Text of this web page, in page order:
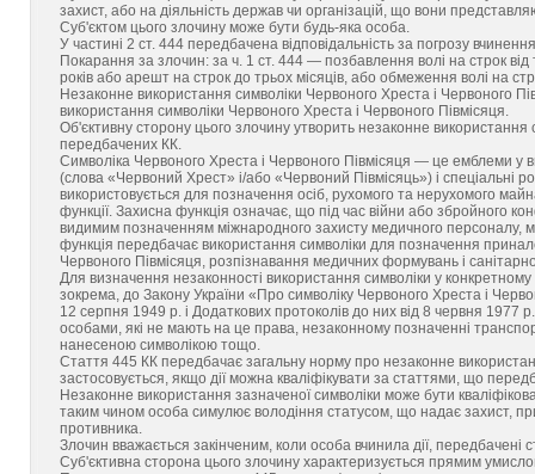
захист, або на діяльність держав чи організацій, що вони
Суб'єктом цього злочину може бути будь-яка особа.
У частині 2 ст. 444 передбачена відповідальність за погрозу
Покарання за злочин: за ч. 1 ст. 444 — позбавлення волі на строк
років або арешт на строк до трьох місяців, або обмеження волі на
Незаконне використання символіки Червоного Хреста і Червоного
використання символіки Червоного Хреста і Червоного Півмісяця.
Об'єктивну сторону цього злочину утворить незаконне використання
передбачених КК.
Символіка Червоного Хреста і Червоного Півмісяця — це емблеми у
(слова «Червоний Хрест» і/або «Червоний Півмісяць») і спеціальні
використовується для позначення осіб, рухомого та нерухомого
функції. Захисна функція означає, що під час війни або збройного
видимим позначенням міжнародного захисту медичного персоналу,
функція передбачає використання символіки для позначення
Червоного Півмісяця, розпізнавання медичних формувань і
Для визначення незаконності використання символіки у
зокрема, до Закону України «Про символіку Червоного Хреста і
12 серпня 1949 р. і Додаткових протоколів до них від 8 червня 1977
особами, які не мають на це права, незаконному позначенні
нанесеною символікою тощо.
Стаття 445 КК передбачає загальну норму про незаконне
застосовується, якщо дії можна кваліфікувати за статтями, що
Незаконне використання зазначеної символіки може бути
таким чином особа симулює володіння статусом, що надає захист,
противника.
Злочин вважається закінченим, коли особа вчинила дії, передбачені
Суб'єктивна сторона цього злочину характеризується прямим